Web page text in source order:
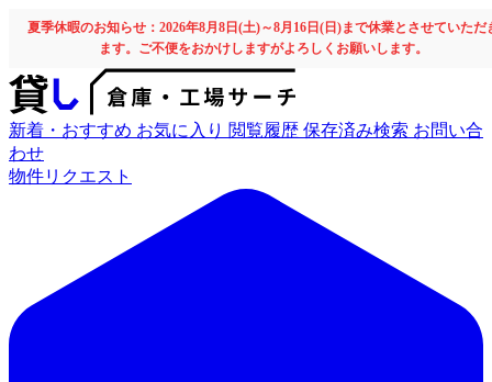
夏季休暇のお知らせ：2026年8月8日(土)～8月16日(日)まで休業とさせていただ
ます。ご不便をおかけしますがよろしくお願いします。
新着・おすすめ お気に入り 閲覧履歴 保存済み検索 お問い合
わせ
物件リクエスト